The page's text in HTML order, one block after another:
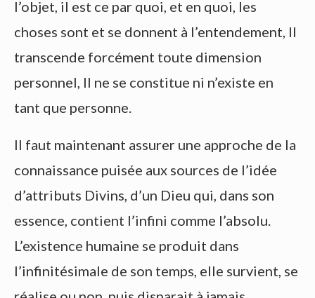
l’objet, il est ce par quoi, et en quoi, les
choses sont et se donnent à l’entendement, Il
transcende forcément toute dimension
personnel, Il ne se constitue ni n’existe en
tant que personne.
Il faut maintenant assurer une approche de la
connaissance puisée aux sources de l’idée
d’attributs Divins, d’un Dieu qui, dans son
essence, contient l’infini comme l’absolu.
L’existence humaine se produit dans
l’infinitésimale de son temps, elle survient, se